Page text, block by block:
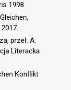
1998.
przeł. A.
Literacka
Konﬂikt